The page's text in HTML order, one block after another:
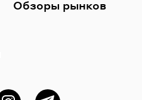
Обзоры рынков